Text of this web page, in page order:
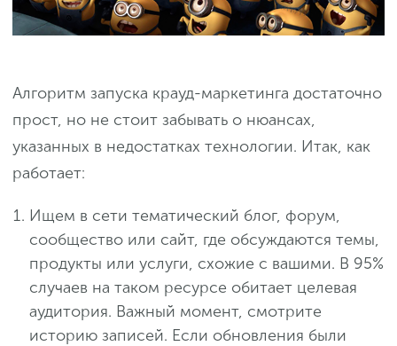
Алгоритм запуска крауд-маркетинга достаточно
прост, но не стоит забывать о нюансах,
указанных в недостатках технологии. Итак, как
работает:
Ищем в сети тематический блог, форум,
сообщество или сайт, где обсуждаются темы,
продукты или услуги, схожие с вашими. В 95%
случаев на таком ресурсе обитает целевая
аудитория. Важный момент, смотрите
историю записей. Если обновления были